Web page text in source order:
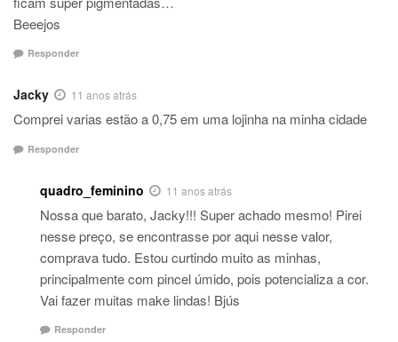
Beeejos
Responder
Jacky 11 anos atrás
Comprei varias estão a 0,75 em uma lojinha na minha cidade
Responder
quadro_feminino 11 anos atrás
Nossa que barato, Jacky!!! Super achado mesmo! Pirei
nesse preço, se encontrasse por aqui nesse valor,
comprava tudo. Estou curtindo muito as minhas,
principalmente com pincel úmido, pois potencializa a cor.
Vai fazer muitas make lindas! Bjús
Responder